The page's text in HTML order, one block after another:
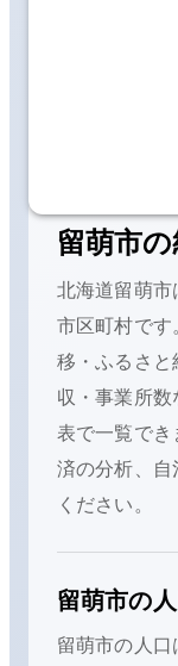
留萌市
北海道留萌市
市区町村です
移・ふるさ
収・事業所数
表で一覧でき
済の分析、自
ください。
留萌市の
留萌市の人口